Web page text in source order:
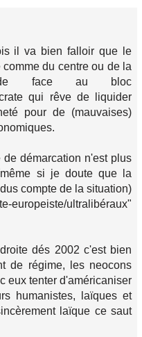
il va bien falloir que le
du centre ou de la
face au bloc
qui rêve de liquider
pour de (mauvaises)
démarcation n'est plus
si je doute que la
compte de la situation)
europeiste/ultralibéraux"
dés 2002 c'est bien
de régime, les neocons
eux tenter d'américaniser
humanistes, laïques et
laïque ce saut